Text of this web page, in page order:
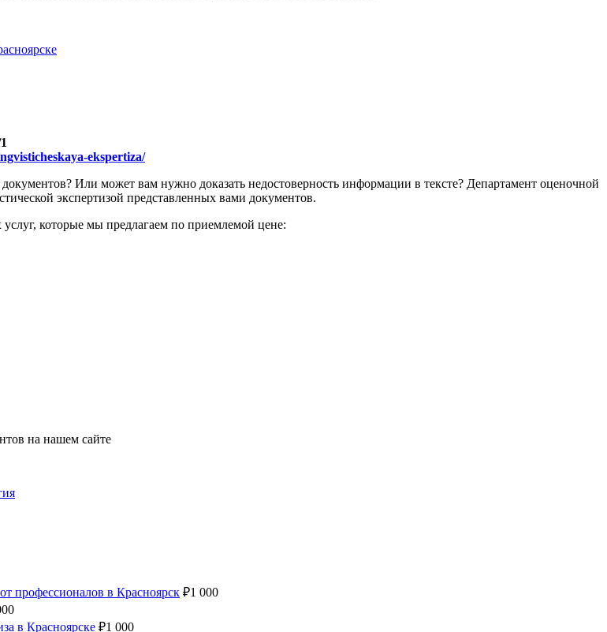
ekspertiza/
Или может вам нужно доказать недостоверность информации в тексте? Департамент оценочной
экспертизой представленных вами документов.
которые мы предлагаем по приемлемой цене:
на нашем сайте
профессионалов в Красноярск ₽1 000
в Красноярске ₽1 000